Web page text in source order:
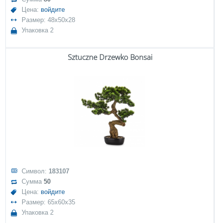
Цена: войдите
Размер: 48x50x28
Упаковка 2
Sztuczne Drzewko Bonsai
Символ: 183107
Сумма50
Цена: войдите
Размер: 65x60x35
Упаковка 2